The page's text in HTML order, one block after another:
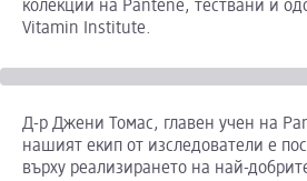
колекции на Pantene, тествани и
Vitamin Institute.
Д-р Джени Томас, главен учен на
нашият екип от изследователи е
върху реализирането на най-